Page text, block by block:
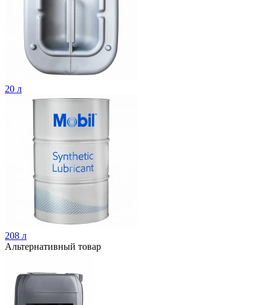
20 л
208 л
Альтернативный товар